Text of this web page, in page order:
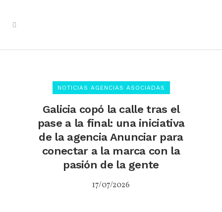
NOTICIAS AGENCIAS ASOCIADAS
Galicia copó la calle tras el
pase a la final: una iniciativa
de la agencia Anunciar para
conectar a la marca con la
pasión de la gente
17/07/2026